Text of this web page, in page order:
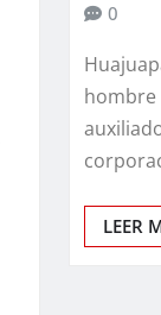
0
hombre
LEER